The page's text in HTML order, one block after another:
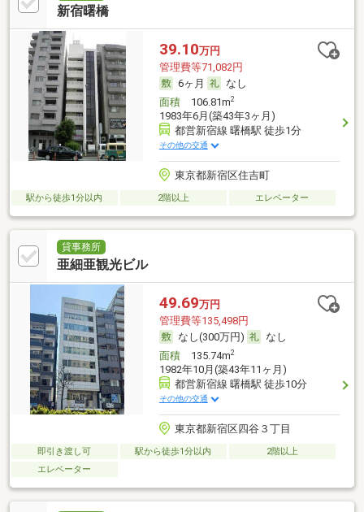
新宿曙橋
39.10万円
管理費等71,082円
6ヶ月
なし
面積106.81m2
1983年6月(築43年3ヶ月)
都営新宿線 曙橋駅 徒歩1分
その他の交通
東京都新宿区住吉町
駅から徒歩1分以内 2階以上 エレベーター
貸事務所
亜細亜観光ビル
49.69万円
管理費等135,498円
なし(300万円)
なし
面積135.74m2
1982年10月(築43年11ヶ月)
都営新宿線 曙橋駅 徒歩10分
その他の交通
東京都新宿区四谷３丁目
即引き渡し可 駅から徒歩1分以内
2階以上
エレベーター